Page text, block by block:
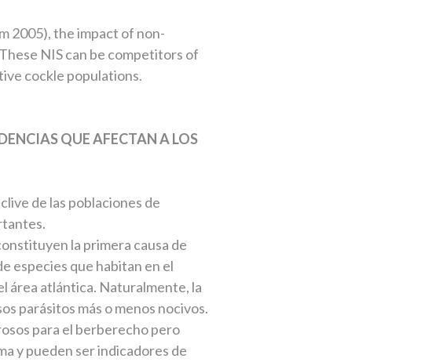
2005), the impact of non-
NIS can be competitors of
cockle populations.
QUE AFECTAN A LOS
de las poblaciones de
la primera causa de
especies que habitan en el
área atlántica. Naturalmente, la
parásitos más o menos nocivos.
para el berberecho pero
y pueden ser indicadores de